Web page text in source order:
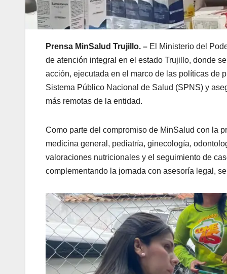
Prensa MinSalud Trujillo. – El Ministerio del
de atención integral en el estado Trujillo, donde
acción, ejecutada en el marco de las políticas de
Sistema Público Nacional de Salud (SPNS) y
más remotas de la entidad.
Como parte del compromiso de MinSalud con la
medicina general, pediatría, ginecología,
valoraciones nutricionales y el seguimiento de
complementando la jornada con asesoría legal,